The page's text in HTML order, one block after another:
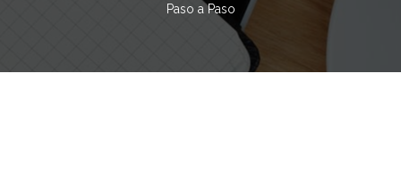
Paso a Paso